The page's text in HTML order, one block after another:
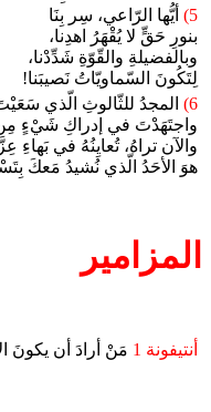
5)
أيُّها الرّاعي، سِر بِنَا
بنورِ حَقٍّ لا يُقْهَرُ اهدِنا،
وبالفضيلةِ والقّوّةِ شَدِّدْنا،
لِتَكُونَ السّماويّاتُ نَصيبَنا!
6)
المجدُ للثّالوثِ الّذي
واجتَهَدْتَ في إدراكِ شَيْءٍ
والآن تراهُ، تُعايِنُهُ في بَهاءِ
هوَ الأحَدُ الّذي نُشيدُ مَعكَ
المزامير
أنتيفونة 1 مَنْ أرادَ أن يكونَ